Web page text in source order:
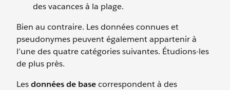
des vacances à la plage.
Bien au contraire. Les données connues et
pseudonymes peuvent également appartenir à
l’une des quatre catégories suivantes. Étudions-les
de plus près.
Lesdonnées de basecorrespondent à des